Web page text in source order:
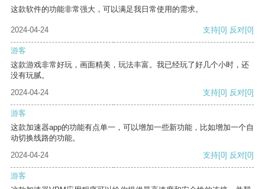
这款软件的功能非常强大，可以满足我日常使用的需求。
2024-04-24 支持[0] 反对[0]
游客
这款游戏非常好玩，画面精美，玩法丰富。我已经玩了好几个小时，还
没有玩腻。
2024-04-24
支持[0] 反对[0]
游客
这款加速器app的功能有点单一，可以增加一些新功能，比如增加一个自
动切换线路的功能。
2024-04-24
支持[0] 反对[0]
游客